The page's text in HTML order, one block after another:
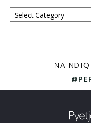
Kategoritë
NA